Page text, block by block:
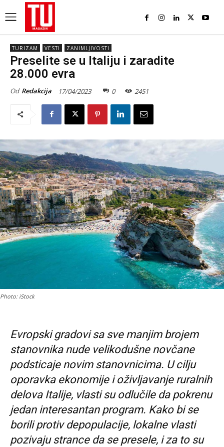
TURIZAM VESTI ZANIMLJIVOSTI
Preselite se u Italiju i zaradite
28.000 evra
Od Redakcija 17/04/2023 0 2451
Photo: iStock
Evropski gradovi sa sve manjim brojem
stanovnika nude velikodušne novčane
podsticaje novim stanovnicima. U cilju
oporavka ekonomije i oživljavanje ruralnih
delova Italije, vlasti su odlučile da pokrenu
jedan interesantan program. Kako bi se
borili protiv depopulacije, lokalne vlasti
pozivaju strance da se presele, i za to su